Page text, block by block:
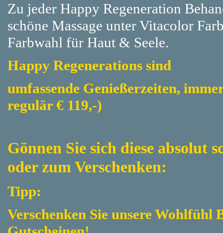
Zu jeder Happy Regeneration
schöne Massage unter Vitacolor
Farbwahl für Haut & Seele.
Happy Regenerations sind
umfassende Genießerzeiten,
regulär € 119,-)
Gönnen Sie sich diese absolut
oder zum Verschenken:
Tipp:
Verschenken Sie unsere Wohlfühl